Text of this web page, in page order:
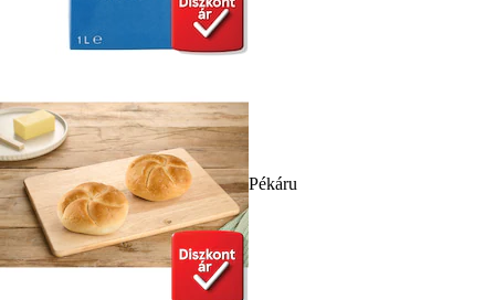
Pékáru